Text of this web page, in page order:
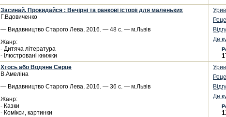
Засинай. Прокидайся : Вечірні та ранкові історії для маленьких
Г.Вдовиченко
— Видавництво Старого Лева, 2016. — 48 с. — м.Львів
Жанр:
- Дитяча література
- Ілюстровані книжки
Де
Хтось або Водяне Серце
В.Амеліна
— Видавництво Старого Лева, 2016. — 36 с. — м.Львів
Жанр:
- Казки
- Комікси, картинки
Де